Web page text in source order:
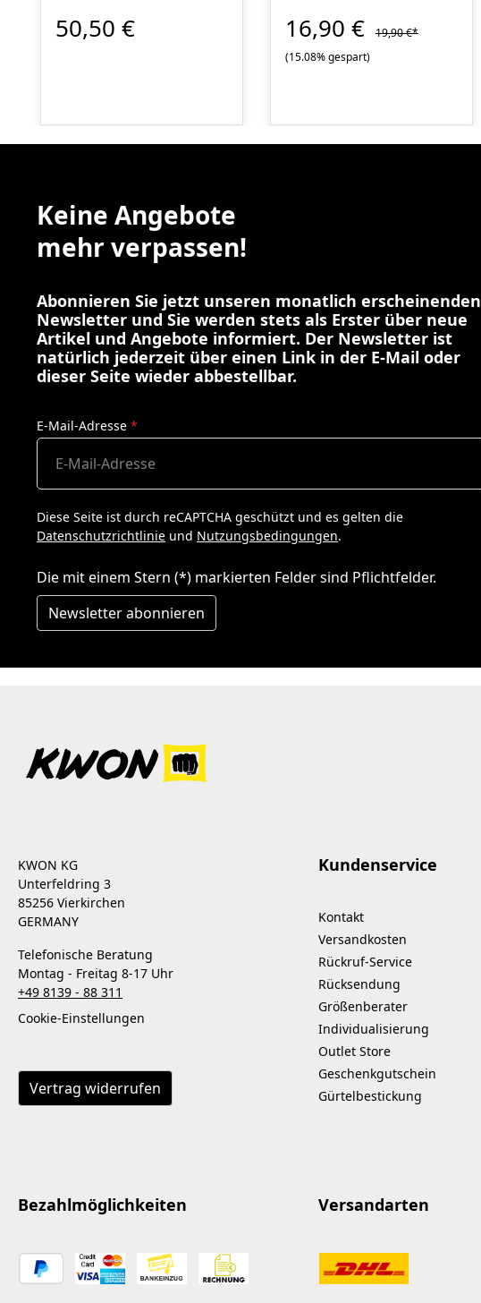
50,50 € 16,90 €
19,90 €*
(15.08% gespart)
Keine Angebote
mehr verpassen!
Abonnieren Sie jetzt unseren monatlich erscheinenden
Newsletter und Sie werden stets als Erster über neue
Artikel und Angebote informiert. Der Newsletter ist
natürlich jederzeit über einen Link in der E-Mail oder
dieser Seite wieder abbestellbar.
E-Mail-Adresse *
Diese Seite ist durch reCAPTCHA geschützt und es gelten die
Datenschutzrichtlinie und Nutzungsbedingungen.
Die mit einem Stern (*) markierten Felder sind Pflichtfelder.
Newsletter abonnieren
KWON KG
Unterfeldring 3
85256 Vierkirchen
GERMANY
Telefonische Beratung
Montag - Freitag 8-17 Uhr
+49 8139 - 88 311
Cookie-Einstellungen
Vertrag widerrufen
Kundenservice
Kontakt
Versandkosten
Rückruf-Service
Rücksendung
Größenberater
Individualisierung
Outlet Store
Geschenkgutschein
Gürtelbestickung
Bezahlmöglichkeiten Versandarten